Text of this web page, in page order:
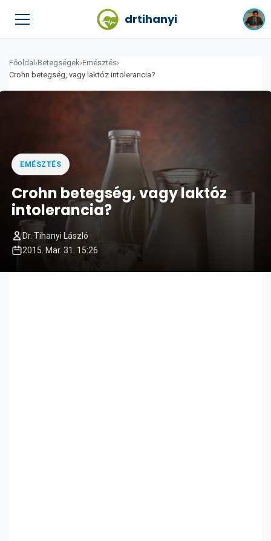
drtihanyi
Főoldal ›Betegségek›Emésztés›
Crohn betegség, vagy laktóz intolerancia?
EMÉSZTÉS
Crohn betegség, vagy laktóz
intolerancia?
Dr. Tihanyi László
2015. Mar. 31. 15:26